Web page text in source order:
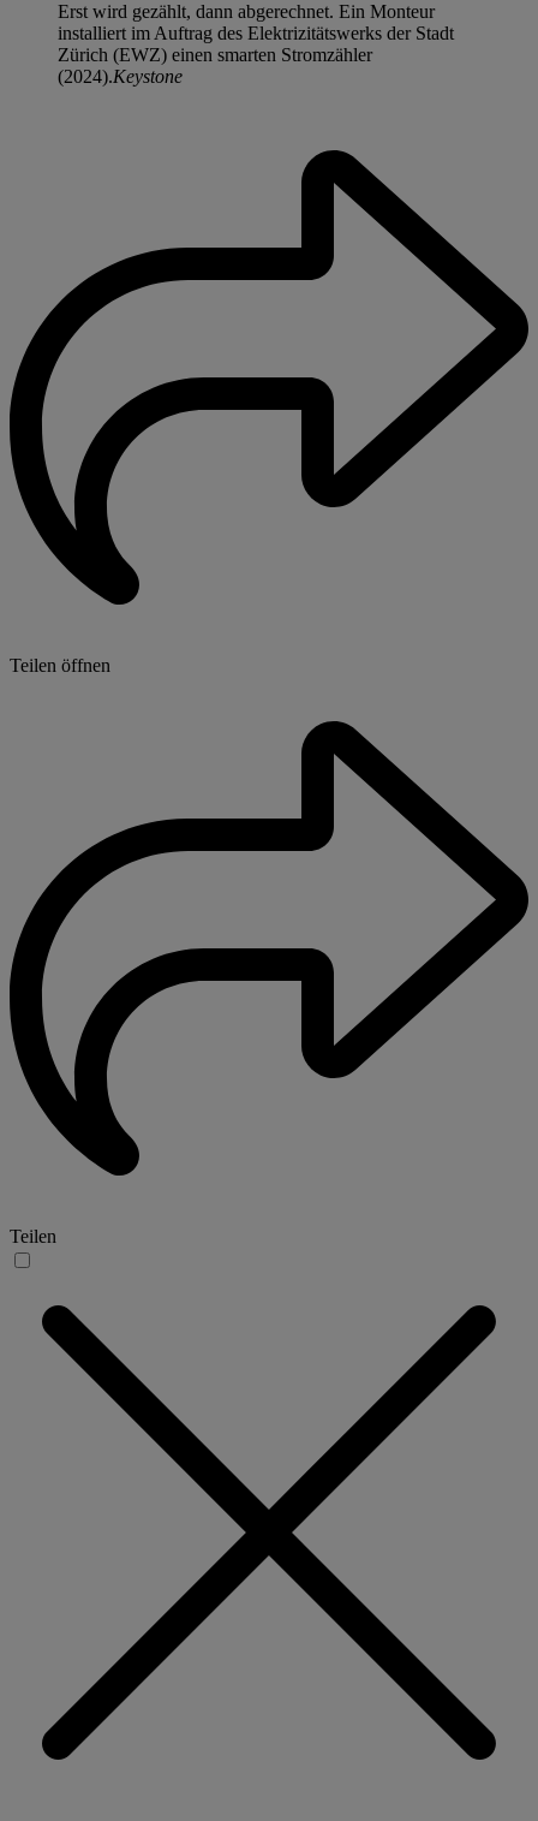
Erst wird gezählt, dann abgerechnet. Ein Monteur
installiert im Auftrag des Elektrizitätswerks der Stadt
Zürich (EWZ) einen smarten Stromzähler
(2024).Keystone
Teilen öffnen
Teilen